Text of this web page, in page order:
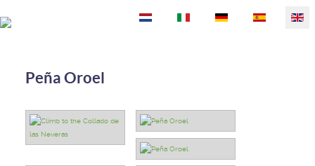
Select your language
Peña Oroel